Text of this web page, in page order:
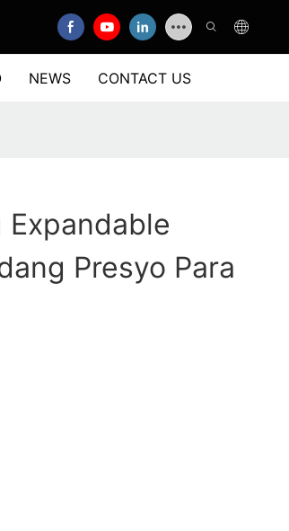
NEWS CONTACT US
Expandable
Presyo Para